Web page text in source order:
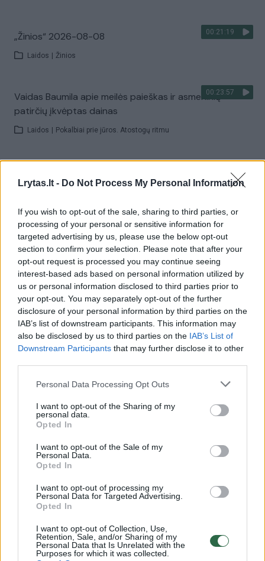
Lrytas.lt - Do Not Process My Personal Information
If you wish to opt-out of the sale, sharing to third parties, or
processing of your personal or sensitive information for
targeted advertising by us, please use the below opt-out
section to confirm your selection. Please note that after your
opt-out request is processed you may continue seeing
interest-based ads based on personal information utilized by
us or personal information disclosed to third parties prior to
your opt-out. You may separately opt-out of the further
disclosure of your personal information by third parties on the
IAB’s list of downstream participants. This information may
also be disclosed by us to third parties on the IAB’s List of
Downstream Participants that may further disclose it to other
Personal Data Processing Opt Outs
I want to opt-out of the Sharing of my
personal data.
Opted In
I want to opt-out of the Sale of my
Personal Data.
Opted In
I want to opt-out of processing my
Personal Data for Targeted Advertising.
Opted In
I want to opt-out of Collection, Use,
Retention, Sale, and/or Sharing of my
Personal Data that Is Unrelated with the
Purposes for which it was collected.
00:21:19
„Žinios“ 2026-08-08
Laidos Žinios
00:23:57
Vaidas Baumila apie meilės paieškas ir asmeninių
patirčių įkvėptas dainas
Laidos Pokalbiai prie jūros. Atostogų ritmu
pastebėti virš karinės bazės
Visi įrašai
Žiūrimiausi įrašai
00:00:30
Vaizdai iš tragiškos avarijos Vilniaus r.: dviejų moterų ir
vaiko gyvybių išgelbėti nepavyko
00:00:57
Savaitės vidurys nusimato karštas: temperatūra kils iki
32 laipsnių šilumos
Žinios | Orai
00:15:54
V. Zalužno pasisakymą laiko bandymu įsitvirtinti
Ukrainos politikoje: jis yra neteisus
Laidos Nauja diena